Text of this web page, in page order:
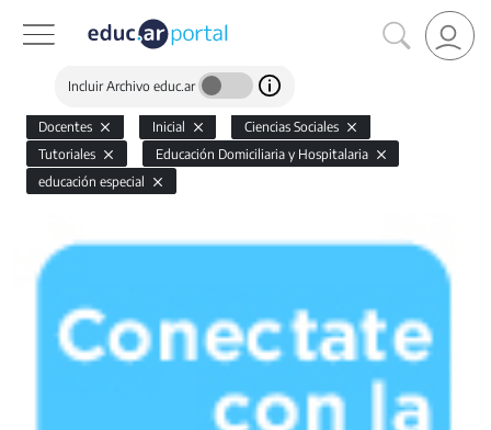
Incluir Archivo educ.ar
Docentes Inicial
Ciencias Sociales
Tutoriales
Educación Domiciliaria y Hospitalaria
educación especial